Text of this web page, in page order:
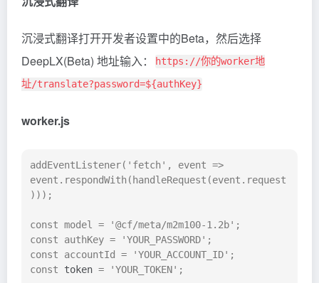
沉浸式翻译打开开发者设置中的Beta，然后选择
DeepLX(Beta) 地址输入：
https://你的worker地
址/translate?password=${authKey}
worker.js
addEventListener('fetch', event =>
event.respondWith(handleRequest(event.request
)));
const model = '@cf/meta/m2m100-1.2b';
const authKey = 'YOUR_PASSWORD';
const accountId = 'YOUR_ACCOUNT_ID';
const token = 'YOUR_TOKEN';